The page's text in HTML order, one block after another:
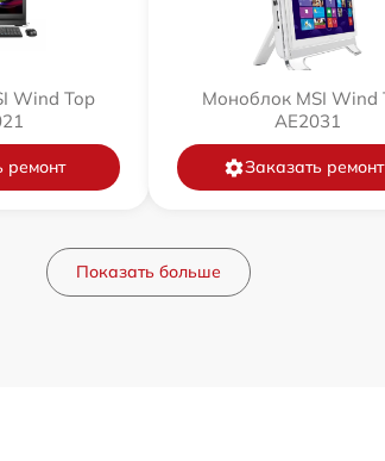
Wind Top
ремонт
Моноблок MSI Wind
AE2031
Заказать ремонт
Показать больше